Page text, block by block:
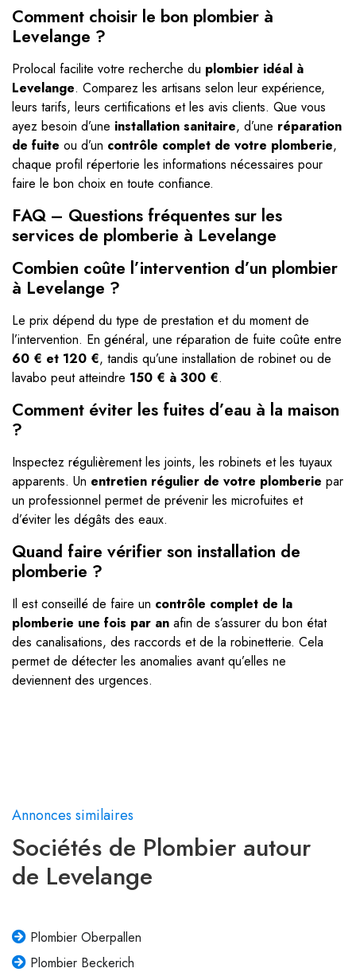
Comment choisir le bon plombier à
Levelange ?
Prolocal facilite votre recherche du plombier idéal à
Levelange. Comparez les artisans selon leur expérience,
leurs tarifs, leurs certifications et les avis clients. Que vous
ayez besoin d’une installation sanitaire, d’une réparation
de fuite ou d’un contrôle complet de votre plomberie,
chaque profil répertorie les informations nécessaires pour
faire le bon choix en toute confiance.
FAQ – Questions fréquentes sur les
services de plomberie à Levelange
Combien coûte l’intervention d’un plombier
à Levelange ?
Le prix dépend du type de prestation et du moment de
l’intervention. En général, une réparation de fuite coûte entre
60 € et 120 €, tandis qu’une installation de robinet ou de
lavabo peut atteindre 150 € à 300 €.
Comment éviter les fuites d’eau à la maison
?
Inspectez régulièrement les joints, les robinets et les tuyaux
apparents. Un entretien régulier de votre plomberie par
un professionnel permet de prévenir les microfuites et
d’éviter les dégâts des eaux.
Quand faire vérifier son installation de
plomberie ?
Il est conseillé de faire un contrôle complet de la
plomberie une fois par an afin de s’assurer du bon état
des canalisations, des raccords et de la robinetterie. Cela
permet de détecter les anomalies avant qu’elles ne
deviennent des urgences.
Annonces similaires
Sociétés de Plombier autour
de Levelange
Plombier Oberpallen
Plombier Beckerich